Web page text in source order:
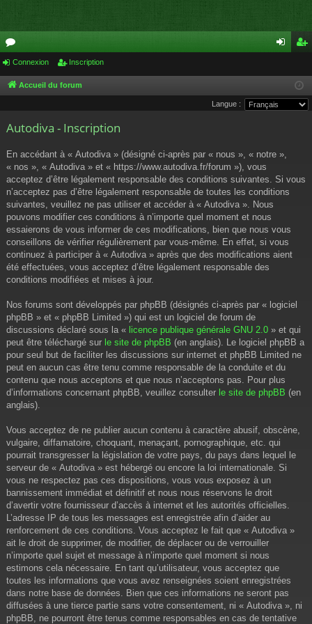
or
u
s
cri
pti
Connexion Inscription
Accueil du forum
Langue :
Autodiva - Inscription
En accédant à « Autodiva » (désigné ci-après par « nous », « notre »,
« nos », « Autodiva » et « https://www.autodiva.fr/forum »), vous
acceptez d’être légalement responsable des conditions suivantes. Si vous
n’acceptez pas d’être légalement responsable de toutes les conditions
suivantes, veuillez ne pas utiliser et accéder à « Autodiva ». Nous
pouvons modifier ces conditions à n’importe quel moment et nous
essaierons de vous informer de ces modifications, bien que nous vous
conseillons de vérifier régulièrement par vous-même. En effet, si vous
continuez à participer à « Autodiva » après que des modifications aient
été effectuées, vous acceptez d’être légalement responsable des
conditions modifiées et mises à jour.
Nos forums sont développés par phpBB (désignés ci-après par « logiciel
phpBB » et « phpBB Limited ») qui est un logiciel de forum de
discussions déclaré sous la « licence publique générale GNU 2.0 » et qui
peut être téléchargé sur le site de phpBB (en anglais). Le logiciel phpBB a
pour seul but de faciliter les discussions sur internet et phpBB Limited ne
peut en aucun cas être tenu comme responsable de la conduite et du
contenu que nous acceptons et que nous n’acceptons pas. Pour plus
d’informations concernant phpBB, veuillez consulter le site de phpBB (en
anglais).
Vous acceptez de ne publier aucun contenu à caractère abusif, obscène,
vulgaire, diffamatoire, choquant, menaçant, pornographique, etc. qui
pourrait transgresser la législation de votre pays, du pays dans lequel le
serveur de « Autodiva » est hébergé ou encore la loi internationale. Si
vous ne respectez pas ces dispositions, vous vous exposez à un
bannissement immédiat et définitif et nous nous réservons le droit
d’avertir votre fournisseur d’accès à internet et les autorités officielles.
L’adresse IP de tous les messages est enregistrée afin d’aider au
renforcement de ces conditions. Vous acceptez le fait que « Autodiva »
ait le droit de supprimer, de modifier, de déplacer ou de verrouiller
n’importe quel sujet et message à n’importe quel moment si nous
estimons cela nécessaire. En tant qu’utilisateur, vous acceptez que
toutes les informations que vous avez renseignées soient enregistrées
dans notre base de données. Bien que ces informations ne seront pas
diffusées à une tierce partie sans votre consentement, ni « Autodiva », ni
phpBB, ne pourront être tenus comme responsables en cas de tentative